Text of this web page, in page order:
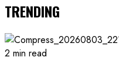
TRENDING
2 min read